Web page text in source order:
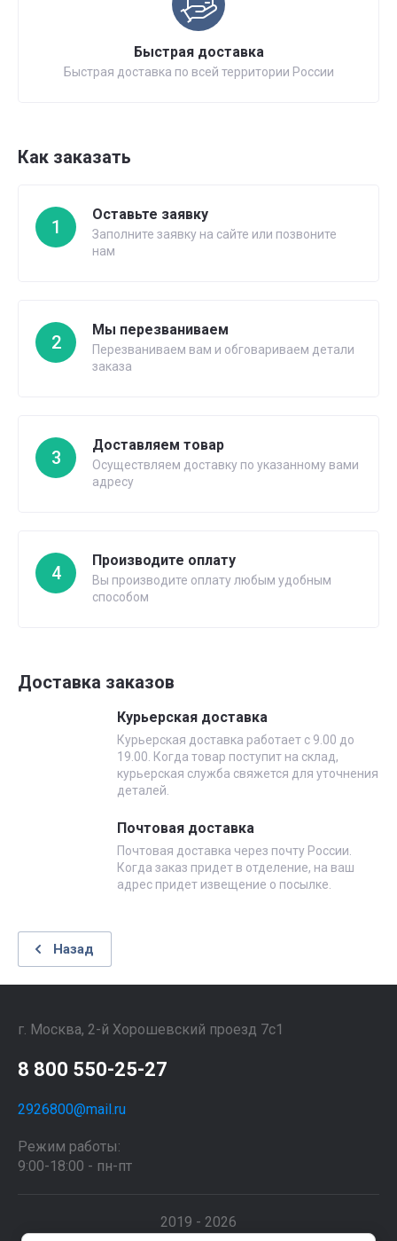
Быстрая доставка
Быстрая доставка по всей территории России
Как заказать
1
Оставьте заявку
Заполните заявку на сайте или позвоните
нам
2
Мы перезваниваем
Перезваниваем вам и обговариваем детали
заказа
3
Доставляем товар
Осуществляем доставку по указанному вами
адресу
4
Производите оплату
Вы производите оплату любым удобным
способом
Доставка заказов
Курьерская доставка
Курьерская доставка работает с 9.00 до
19.00. Когда товар поступит на склад,
курьерская служба свяжется для уточнения
деталей.
Почтовая доставка
Почтовая доставка через почту России.
Когда заказ придет в отделение, на ваш
адрес придет извещение о посылке.
Назад
г. Москва, 2-й Хорошевский проезд 7с1
8 800 550-25-27
2926800@mail.ru
Режим работы:
9:00-18:00 - пн-пт
2019 - 2026